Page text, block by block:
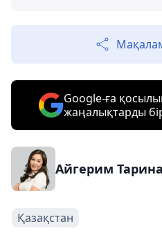
Google-ға
жаңалықтарды
Айгерим Тарина
Қазақстан